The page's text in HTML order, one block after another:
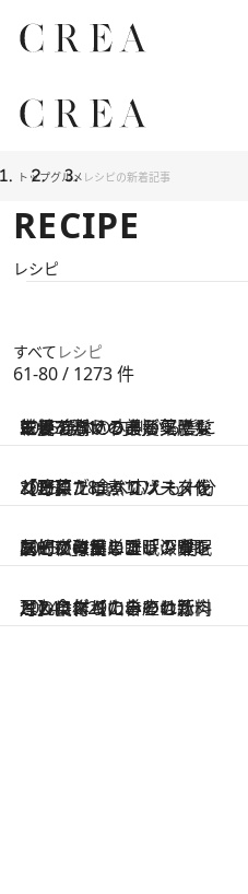
トップグルメ レシピの新着記事
RECIPE
レシピ
すべて レシピ
61-80 / 1273件
2025.1.31
乾燥でパサつきが気になる髪を潤いのあるツヤ髪に！ 身体の内側から髪に栄養を与える美髪薬膳レシピ3選
2025.1.18
「冷凍ブロッコリー」をくたくたに煮てソース代わりに！ 食べ応えも十分【野菜たっぷりパスタレシピ】
2025.1.4
医師が考案した「深睡眠スープ」がスゴい！ 朝・昼・夜の簡単アレンジレシピで毎日の睡眠の質を劇的に改善しよう
2024.12.29
月のリズムに合わせた料理＆食材【山羊座の新月】に作りたいのは豚肉と九条ネギのみぞれ汁